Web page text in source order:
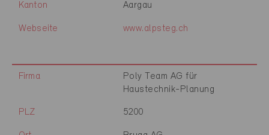
Kanton Aargau
Webseite www.alpsteg.ch
Firma
Poly Team AG für
Haustechnik-Planung
PLZ 5200